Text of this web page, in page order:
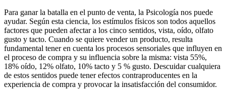
Para ganar la batalla en el punto de venta, la Psicología nos puede
ayudar. Según esta ciencia, los estímulos físicos son todos aquellos
factores que pueden afectar a los cinco sentidos, vista, oído, olfato
gusto y tacto. Cuando se quiere vender un producto, resulta
fundamental tener en cuenta los procesos sensoriales que influyen en
el proceso de compra y su influencia sobre la misma: vista 55%,
18% oído, 12% olfato, 10% tacto y 5 % gusto. Descuidar cualquiera
de estos sentidos puede tener efectos contraproducentes en la
experiencia de compra y provocar la insatisfacción del consumidor.